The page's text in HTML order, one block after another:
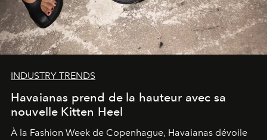
INDUSTRY TRENDS
Havaianas prend de la hauteur avec sa
nouvelle Kitten Heel
À la Fashion Week de Copenhague, Havaianas dévoile